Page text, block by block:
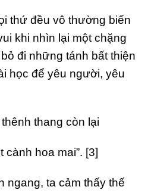
thứ đều vô thường biến
khi nhìn lại một chặng
đi những tánh bất thiện
học để yêu người, yêu
thang còn lại
cành hoa mai”. [3]
ngang, ta cảm thấy thế